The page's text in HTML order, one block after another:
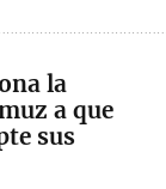
la
a que
sus